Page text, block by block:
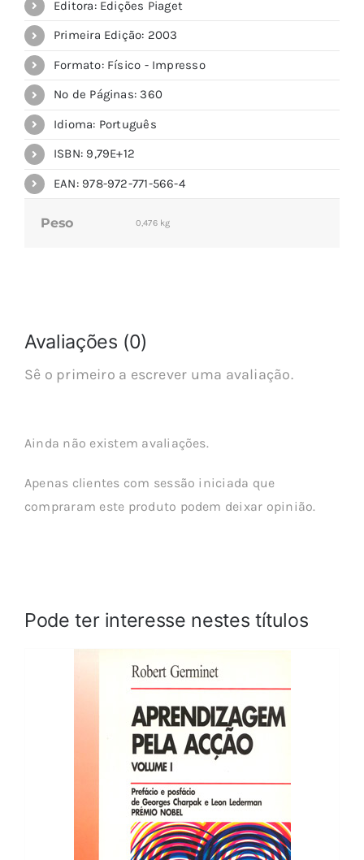
Editora: Edições Piaget
Primeira Edição: 2003
Formato: Físico - Impresso
Nº de Páginas: 360
Idioma: Português
ISBN: 9,79E+12
EAN: 978-972-771-566-4
Peso 0,476 kg
Avaliações (0)
Sê o primeiro a escrever uma avaliação.
Ainda não existem avaliações.
Apenas clientes com sessão iniciada que
compraram este produto podem deixar opinião.
Pode ter interesse nestes títulos